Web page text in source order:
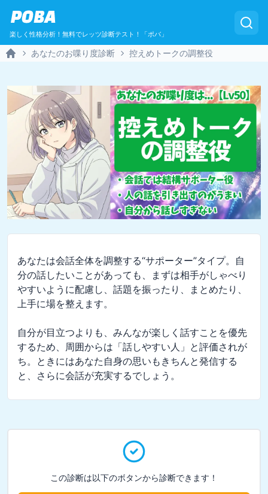
POBA
楽しく性格分析！無料でレッツ診断テスト！「ポバ」
あなたのお喋り度診断 控えめトークの調整役
あなたは会話全体を調整する“サポーター”タイプ。自
分の話したいことがあっても、まずは相手がしゃべり
やすいように配慮し、話題を振ったり、まとめたり、
上手に場を整えます。
自分が目立つよりも、みんなが楽しく話すことを優先
するため、周囲からは「話しやすい人」と評価されが
ち。ときにはあなた自身の思いもきちんと発信する
と、さらに会話が充実するでしょう。
この診断は以下のボタンから診断できます！